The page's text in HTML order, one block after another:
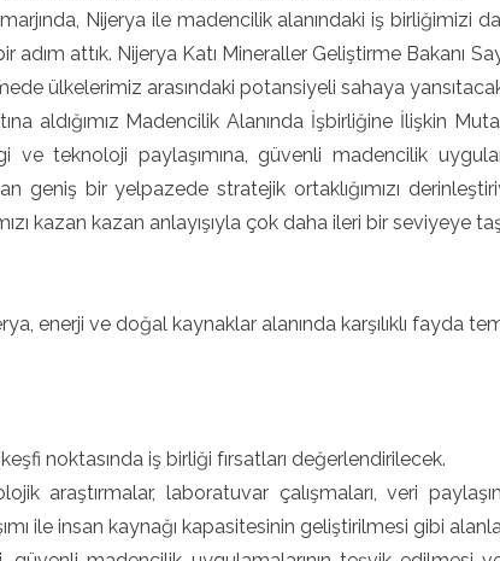
Nijerya ile madencilik alanındaki iş birliğimizi
adım attık. Nijerya Katı Mineraller Geliştirme Bakanı
ülkelerimiz arasındaki potansiyeli sahaya
aldığımız Madencilik Alanında İşbirliğine İlişkin
ve teknoloji paylaşımına, güvenli madencilik
geniş bir yelpazede stratejik ortaklığımızı
kazan kazan anlayışıyla çok daha ileri bir seviyeye
enerji ve doğal kaynaklar alanında karşılıklı fayda
noktasında iş birliği fırsatları değerlendirilecek.
araştırmalar, laboratuvar çalışmaları, veri
ile insan kaynağı kapasitesinin geliştirilmesi gibi